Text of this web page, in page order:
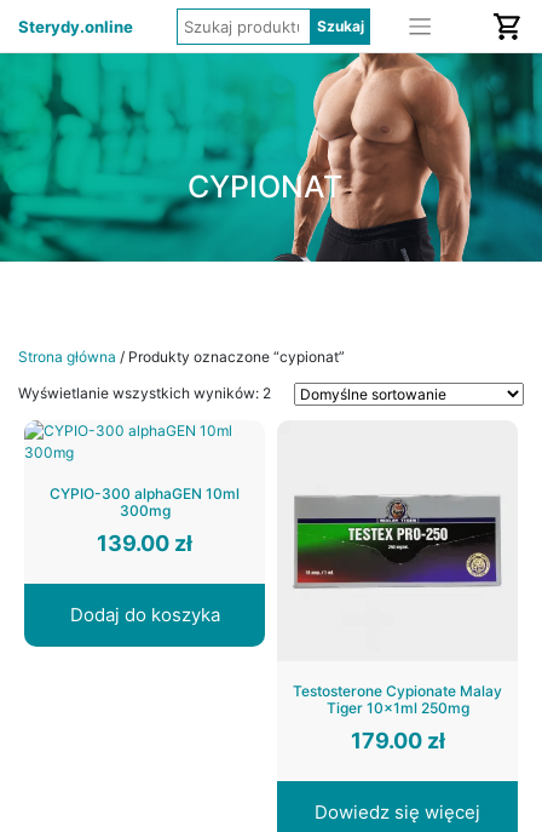
Sterydy.online
CYPIONAT
Strona główna / Produkty oznaczone “cypionat”
Wyświetlanie wszystkich wyników: 2
CYPIO-300 alphaGEN 10ml
300mg
139.00 zł
Dodaj do koszyka
Testosterone Cypionate Malay
Tiger 10x1ml 250mg
179.00 zł
Dowiedz się więcej